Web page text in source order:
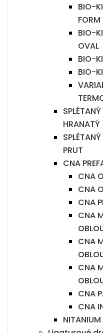
BIO-
FORM
BIO-
OVAL
BIO-
BIO-
HRANATÝ
PRUT
CNA
CNA
CNA
CNA
CNA
CNA
CNA
CNA
CNA